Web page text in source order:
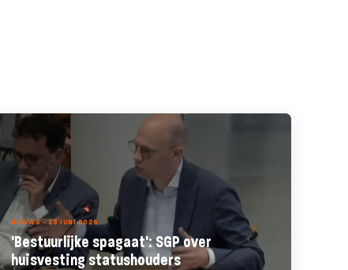
NIEUWS - 23 JUNI 2026
'Bestuurlijke spagaat': SGP over
huisvesting statushouders